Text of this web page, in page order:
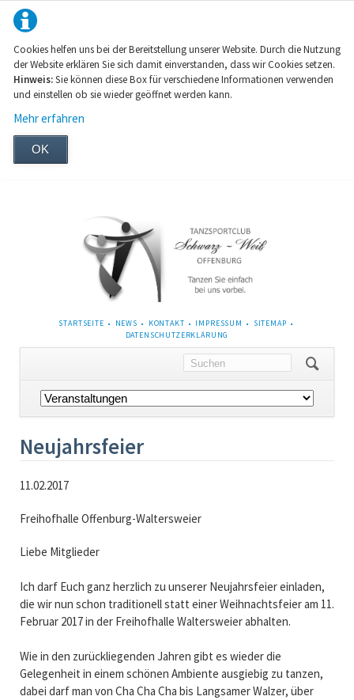
Cookies helfen uns bei der Bereitstellung unserer Website. Durch die Nutzung
der Website erklären Sie sich damit einverstanden, dass wir Cookies setzen.
Hinweis:Sie können diese Box für verschiedene Informationen verwenden
und einstellen ob sie wieder geöffnet werden kann.
Mehr erfahren
OK
NAVIGATION
STARTSEITE NEWS KONTAKT IMPRESSUM
SITEMAP
DATENSCHUTZERKLÄRUNG
Navigation
überspringen
Neujahrsfeier
11.02.2017
Freihofhalle Offenburg-Waltersweier
Liebe Mitglieder
Ich darf Euch ganz herzlich zu unserer Neujahrsfeier einladen,
die wir nun schon traditionell statt einer Weihnachtsfeier am 11.
Februar 2017 in der Freihofhalle Waltersweier abhalten.
Wie in den zurückliegenden Jahren gibt es wieder die
Gelegenheit in einem schönen Ambiente ausgiebig zu tanzen,
dabei darf man von Cha Cha Cha bis Langsamer Walzer, über